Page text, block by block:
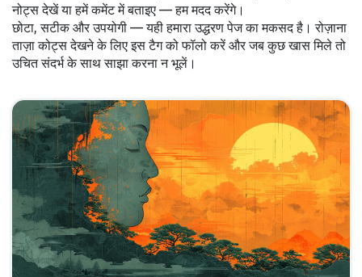
नोट्स देखें या हमें कमेंट में बताइए — हम मदद करेंगे।
छोटा, सटीक और उपयोगी — यही हमारा उद्धरण पेज का मकसद है। रोज़ाना
ताज़ा कोट्स देखने के लिए इस टैग को फॉलो करें और जब कुछ खास मिले तो
उचित संदर्भ के साथ साझा करना न भूलें।